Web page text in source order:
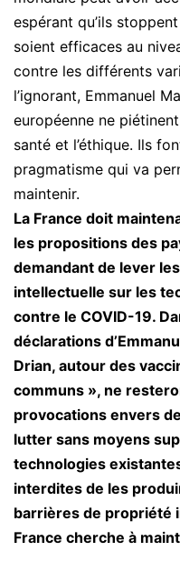
espérant qu’ils
soient efficaces au
contre les différents
l’ignorant, Emmanuel
européenne ne
santé et l’éthique. Ils
pragmatisme qui va
maintenir.
La France doit
les propositions des
demandant de lever
intellectuelle sur les
contre le COVID-19.
déclarations
Drian, autour des
communs », ne
provocations envers
lutter sans moyens
technologies
interdites de les
barrières de propriété
France cherche à